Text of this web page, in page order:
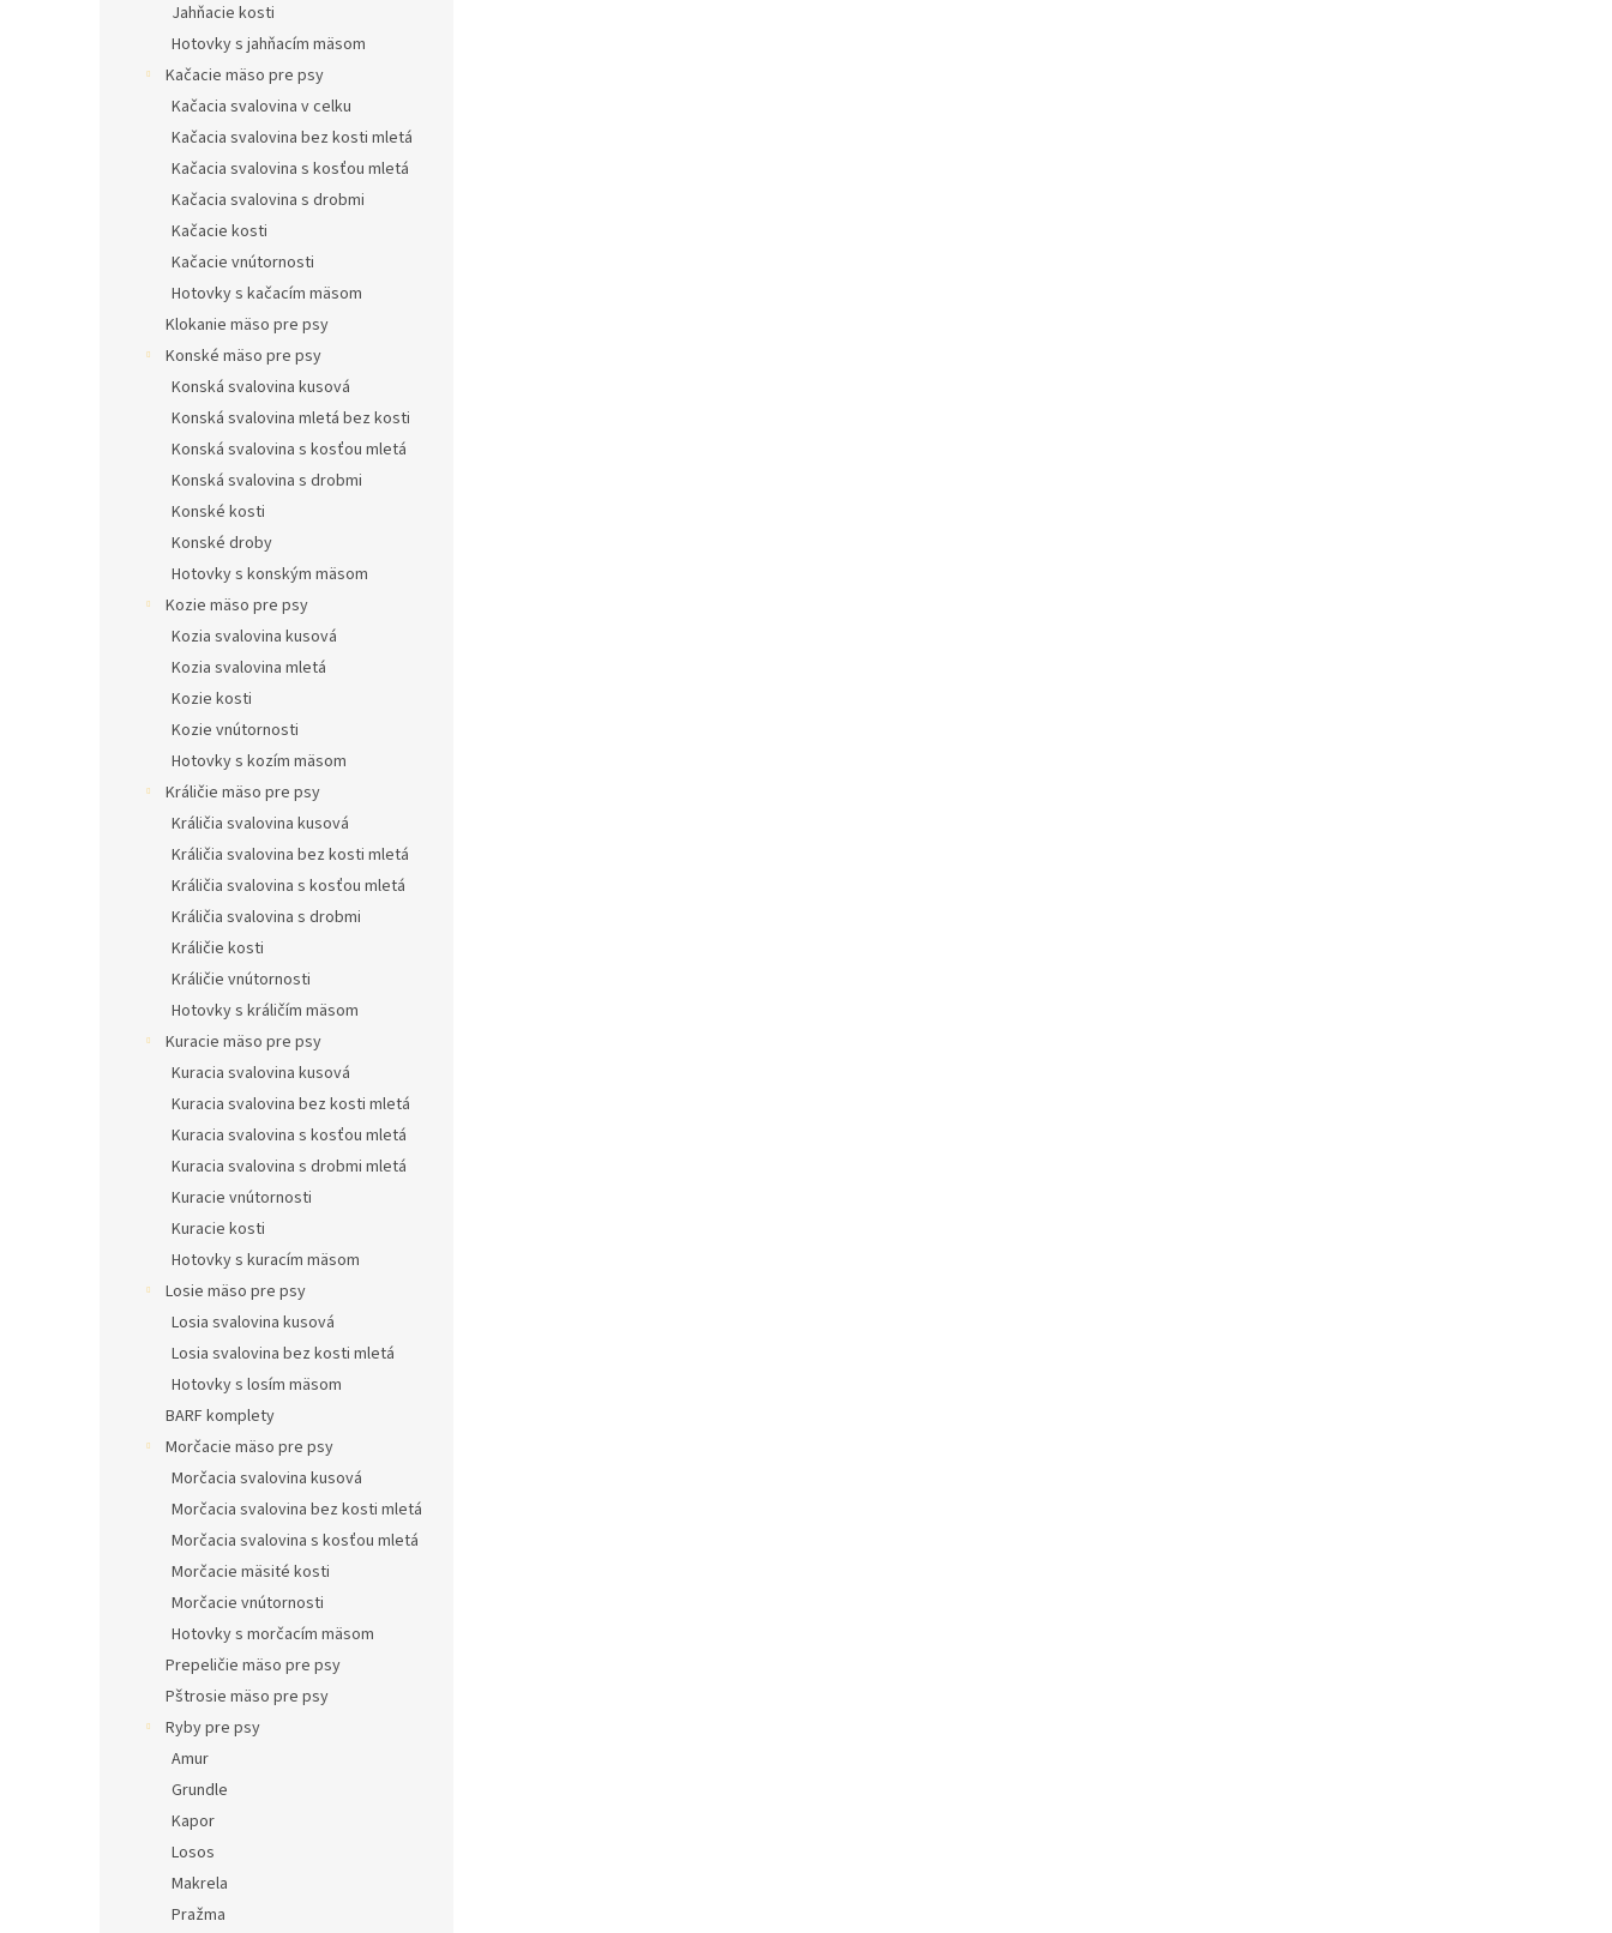
Jahňacie kosti
Hotovky s jahňacím mäsom
Kačacie mäso pre psy
Kačacia svalovina v celku
Kačacia svalovina bez kosti mletá
Kačacia svalovina s kosťou mletá
Kačacia svalovina s drobmi
Kačacie kosti
Kačacie vnútornosti
Hotovky s kačacím mäsom
Klokanie mäso pre psy
Konské mäso pre psy
Konská svalovina kusová
Konská svalovina mletá bez kosti
Konská svalovina s kosťou mletá
Konská svalovina s drobmi
Konské kosti
Konské droby
Hotovky s konským mäsom
Kozie mäso pre psy
Kozia svalovina kusová
Kozia svalovina mletá
Kozie kosti
Kozie vnútornosti
Hotovky s kozím mäsom
Králičie mäso pre psy
Králičia svalovina kusová
Králičia svalovina bez kosti mletá
Králičia svalovina s kosťou mletá
Králičia svalovina s drobmi
Králičie kosti
Králičie vnútornosti
Hotovky s králičím mäsom
Kuracie mäso pre psy
Kuracia svalovina kusová
Kuracia svalovina bez kosti mletá
Kuracia svalovina s kosťou mletá
Kuracia svalovina s drobmi mletá
Kuracie vnútornosti
Kuracie kosti
Hotovky s kuracím mäsom
Losie mäso pre psy
Losia svalovina kusová
Losia svalovina bez kosti mletá
Hotovky s losím mäsom
BARF komplety
Morčacie mäso pre psy
Morčacia svalovina kusová
Morčacia svalovina bez kosti mletá
Morčacia svalovina s kosťou mletá
Morčacie mäsité kosti
Morčacie vnútornosti
Hotovky s morčacím mäsom
Prepeličie mäso pre psy
Pštrosie mäso pre psy
Ryby pre psy
Amur
Grundle
Kapor
Losos
Makrela
Pražma